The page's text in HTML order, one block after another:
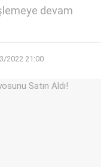
devam
2022 21:00